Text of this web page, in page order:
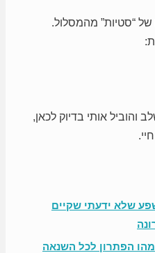
“סטיות” מהמסלול.
אותי בדיוק לכאן,
שלא ידעתי שקיים
מהו הפתרון לכל השנאה